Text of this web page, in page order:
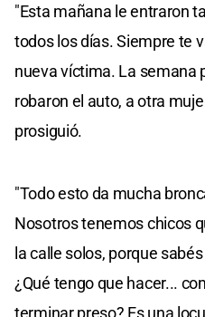
"Esta mañana le entraron
todos los días. Siempre te
nueva víctima. La semana
robaron el auto, a otra
prosiguió.
"Todo esto da mucha
Nosotros tenemos chicos
la calle solos, porque
¿Qué tengo que hacer...
terminar preso? Es una